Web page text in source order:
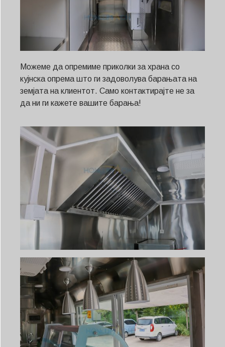
Можеме да опремиме приколки за храна со
кујнска опрема што ги задоволува барањата на
земјата на клиентот. Само контактирајте не за
да ни ги кажете вашите барања!